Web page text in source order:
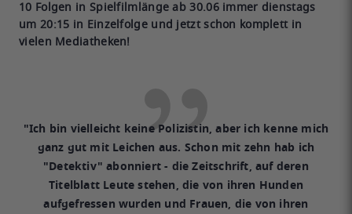
10 Folgen in Spielfilmlänge ab 30.06 immer dienstags
um 20:15 in Einzelfolge und jetzt schon komplett in
vielen Mediatheken!
"Ich bin vielleicht keine Polizistin, aber ich kenne mich
ganz gut mit Leichen aus. Schon mit zehn hab ich
"Detektiv" abonniert - die Zeitschrift, auf deren
Titelblatt Leute stehen, die von ihren Hunden
aufgefressen wurden und Frauen, die von ihren